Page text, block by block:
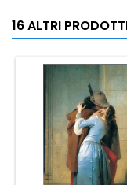
16 ALTRI